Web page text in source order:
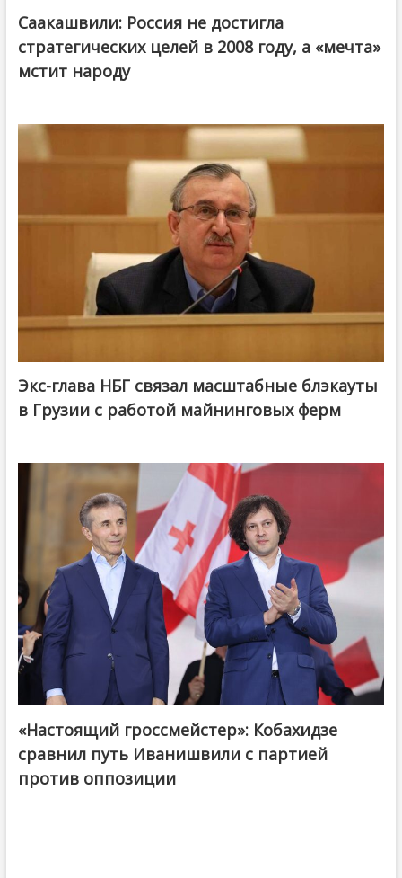
Саакашвили: Россия не достигла
стратегических целей в 2008 году, а «мечта»
мстит народу
Экс-глава НБГ связал масштабные блэкауты
в Грузии с работой майнинговых ферм
@ქართული ოცნება / Georgian Dream
«Настоящий гроссмейстер»: Кобахидзе
сравнил путь Иванишвили с партией
против оппозиции